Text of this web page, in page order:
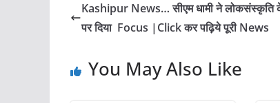
Kashipur News… सीएम धामी ने लोकसंस्कृति
पर दिया Focus |Click कर पढ़िये पूरी News
You May Also Like